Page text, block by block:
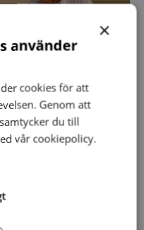
×
använder
cookies för att
Genom att
du till
vår cookiepolicy.